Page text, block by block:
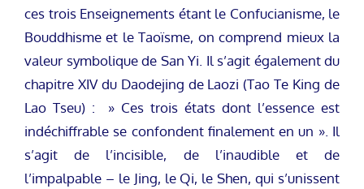
ces trois Enseignements étant le Confucianisme, le
Bouddhisme et le Taoïsme, on comprend mieux la
valeur symbolique de San Yi. Il s’agit également du
chapitre XIV du Daodejing de Laozi (Tao Te King de
Lao Tseu) : » Ces trois états dont l’essence est
indéchiffrable se confondent finalement en un ». Il
s’agit de l’incisible, de l’inaudible et de
l’impalpable – le Jing, le Qi, le Shen, qui s’unissent